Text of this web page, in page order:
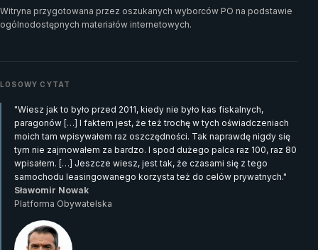
Witryna przygotowana przez oszukanych wyborców PO na podstawie
ogólnodostępnych materiałów internetowych.
LOSOWY CYTAT
"Wiesz jak to było przed 2011, kiedy nie było kas fiskalnych,
paragonów […] I faktem jest, że też trochę w tych oświadczeniach
moich tam wpisywałem raz oszczędności. Tak naprawdę nigdy się
tym nie zajmowałem za bardzo. I spod dużego palca raz 100, raz 80
wpisałem. […] Jeszcze wiesz, jest tak, że czasami się z tego
samochodu leasingowanego korzysta też do celów prywatnych."
Sławomir Nowak
Platforma Obywatelska